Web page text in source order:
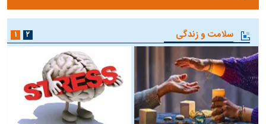
سلامت و زندگی ۱ ۲